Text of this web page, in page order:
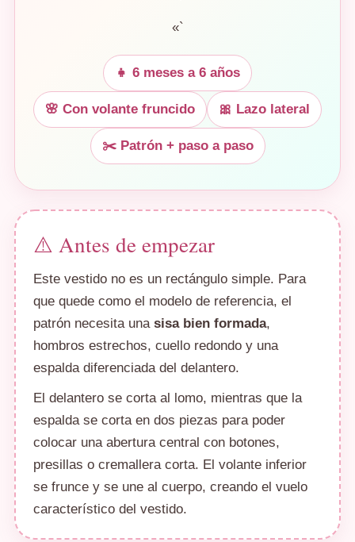
«`
👧 6 meses a 6 años
🌸 Con volante fruncido 🎀 Lazo lateral
✂️ Patrón + paso a paso
⚠️ Antes de empezar
Este vestido no es un rectángulo simple. Para
que quede como el modelo de referencia, el
patrón necesita una sisa bien formada,
hombros estrechos, cuello redondo y una
espalda diferenciada del delantero.
El delantero se corta al lomo, mientras que la
espalda se corta en dos piezas para poder
colocar una abertura central con botones,
presillas o cremallera corta. El volante inferior
se frunce y se une al cuerpo, creando el vuelo
característico del vestido.